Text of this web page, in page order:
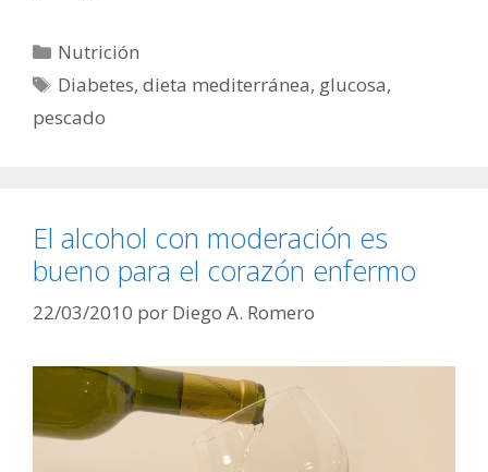
Categorías
Nutrición
Etiquetas
Diabetes,dieta mediterránea, glucosa,
pescado
El alcohol con moderación es
bueno para el corazón enfermo
22/03/2010 por Diego A. Romero